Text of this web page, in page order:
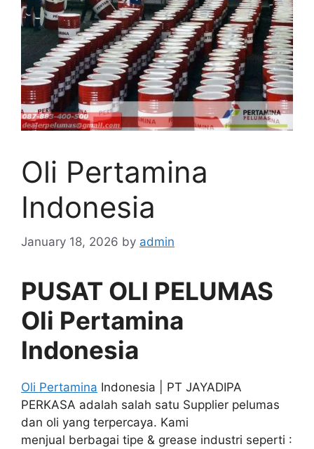
Oli Pertamina
Indonesia
January 18, 2026 by admin
PUSAT OLI PELUMAS
Oli Pertamina
Indonesia
Oli Pertamina Indonesia | PT JAYADIPA
PERKASA adalah salah satu Supplier pelumas
dan oli yang terpercaya. Kami
menjual berbagai tipe & grease industri seperti :